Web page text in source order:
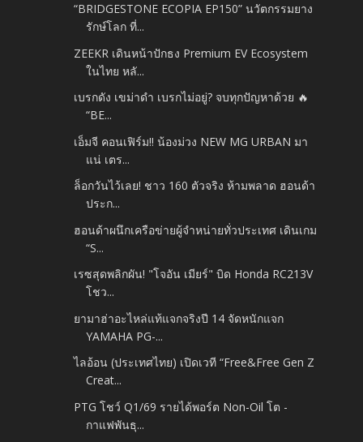
“BRIDGESTONE ECOPIA EP150” นวัตกรรมยาง
รักษ์โลก ที่...
ZEEKR เดินหน้าปักธง Premium EV Ecosystem
ในไทย หลั...
เบรกดัง เขม่าดำ เบรกไม่อยู่? จบทุกปัญหาด้วย 🔥
“BE...
เอ็มจี คอนเฟิร์ม!! น้องม่วง NEW MG URBAN มา
แน่ เตร...
ล็อกวันไว้เลย! ชาว 160 ตัวจริง ห้ามพลาด ฮอนด้า
ประก...
ฮอนด้าผนึกเครือข่ายผู้จำหน่ายทั่วประเทศ เดินเกม
“S...
เรซสุดพลิกผัน! "โจอัน เมียร์" บิด Honda RC213V
โชว...
ยามาฮ่าอะไหล่แท้แจกจริงปี 14 จัดหนักแจก
YAMAHA PG-...
ไลอ้อน (ประเทศไทย) เปิดเวที “Free&Free Gen Z
Creat...
PTG โชว์ Q1/69 รายได้พอร์ต Non-Oil โต -
กาแฟพันธุ...